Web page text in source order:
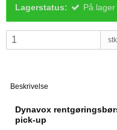
Lagerstatus: På lager
Beskrivelse
Dynavox
pick-up